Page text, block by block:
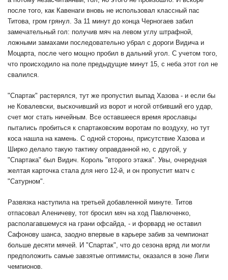
после того, как Кавенаги вновь не использовал классный пас
Титова, гром грянул. За 11 минут до конца Черногаев забил
замечательный гол: получив мяч на левом углу штрафной,
ложными замахами последовательно убрал с дороги Видича и
Моцарта, после чего мощно пробил в дальний угол. С учетом того,
что происходило на поле предыдущие минут 15, с неба этот гол не
свалился.
"Спартак" растерялся, тут же пропустил выпад Хазова - и если бы
не Ковалевски, выскочивший из ворот и ногой отбивший его удар,
счет мог стать ничейным. Все оставшееся время ярославцы
пытались пробиться к спартаковским воротам по воздуху, но тут
коса нашла на камень. С одной стороны, присутствие Хазова и
Ширко делало такую тактику оправданной но, с другой, у
"Спартака" был Видич. Король "второго этажа". Увы, очередная
желтая карточка стала для него 12-й, и он пропустит матч с
"Сатурном".
Развязка наступила на третьей добавленной минуте. Титов
отпасовал Аленичеву, тот бросил мяч на ход Павлюченко,
располагавшемуся на грани офсайда, - и форвард не оставил
Сафонову шанса, заодно впервые в карьере забив за чемпионат
больше десяти мячей. И "Спартак", что до сезона вряд ли могли
предположить самые завзятые оптимисты, оказался в зоне Лиги
чемпионов.